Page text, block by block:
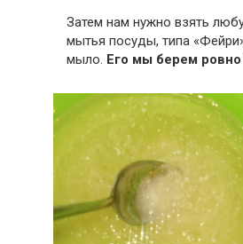
Затем нам нужно взять
мытья посуды, типа
мыло. Его мы берем